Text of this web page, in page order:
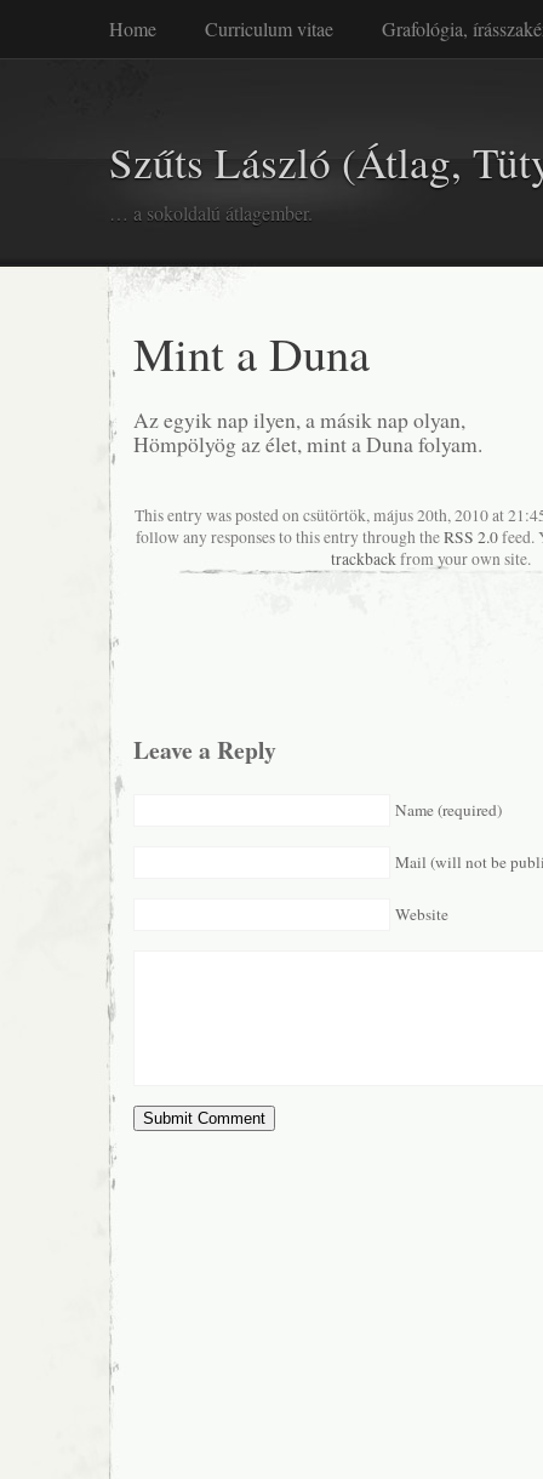
Home Curriculum vitae Grafológia,
… a sokoldalú átlagember.
Szűts László (Átlag,
Mint a Duna
Az egyik nap ilyen, a másik nap olyan,
Hömpölyög az élet, mint a Duna folyam.
This entry was posted on csütörtök, május 20th, 2010 at
follow any responses to this entry through theRSS 2.0feed.
trackbackfrom your own site.
Leave a Reply
Name (required)
Mail (will not be
Website